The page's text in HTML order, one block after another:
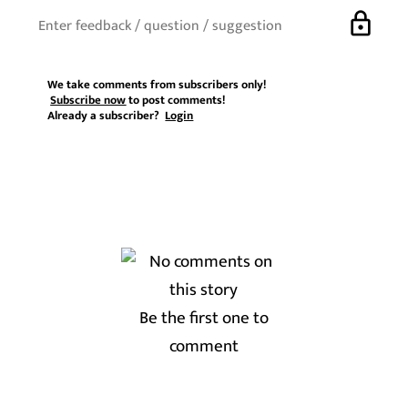
lock
We take comments from subscribers only!
Subscribe nowto post comments!
Already a subscriber?Login
Be the first one to
comment